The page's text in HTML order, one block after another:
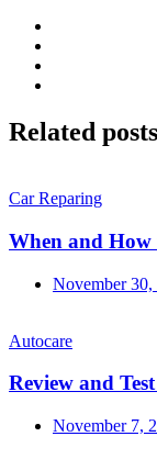
Related posts
Car Reparing
When and How
November 30,
Autocare
Review and
November 7,